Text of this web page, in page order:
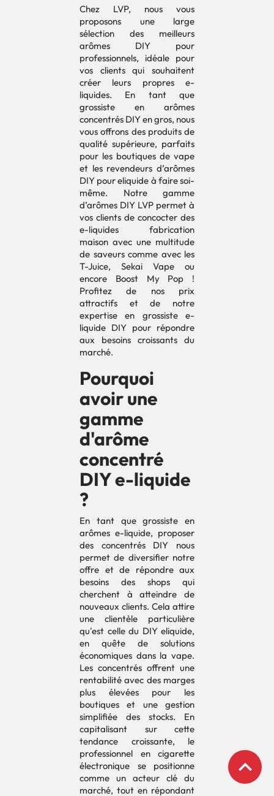
Chez LVP, nous vous
proposons une large
sélection des meilleurs
arômes DIY pour
professionnels, idéale pour
vos clients qui souhaitent
créer leurs propres e-
liquides. En tant que
grossiste en arômes
concentrés DIY en gros, nous
vous offrons des produits de
qualité supérieure, parfaits
pour les boutiques de vape
et les revendeurs d’arômes
DIY pour eliquide à faire soi-
même. Notre gamme
d’arômes DIY LVP permet à
vos clients de concocter des
e-liquides fabrication
maison avec une multitude
de saveurs comme avec les
T-Juice, Sekai Vape ou
encore Boost My Pop !
Profitez de nos prix
attractifs et de notre
expertise en grossiste e-
liquide DIY pour répondre
aux besoins croissants du
marché.
Pourquoi
avoir une
gamme
d'arôme
concentré
DIY e-liquide
?
En tant que grossiste en
arômes e-liquide, proposer
des concentrés DIY nous
permet de diversifier notre
offre et de répondre aux
besoins des shops qui
cherchent à atteindre de
nouveaux clients. Cela attire
une clientèle particulière
qu'est celle du DIY eliquide,
en quête de solutions
économiques dans la vape.
Les concentrés offrent une
rentabilité avec des marges
plus élevées pour les
boutiques et une gestion
simplifiée des stocks. En
capitalisant sur cette
tendance croissante, le
professionnel en cigarette
électronique se positionne
comme un acteur clé du
marché, tout en répondant
expand_less